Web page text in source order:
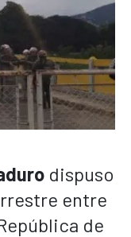
dispuso
entre
de